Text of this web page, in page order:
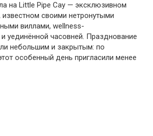
на Little Pipe Cay — эксклюзивном
известном своими нетронутыми
виллами, wellness-
уединённой часовней. Празднование
небольшим и закрытым: по
особенный день пригласили менее